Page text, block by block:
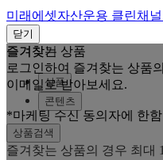
미래에셋자산운용 클린채널
닫기
즐겨찾는 상품
로그인하여 즐겨찾는 상품
이메일로 받아보세요.
*마케팅 수신 동의자에 한함
즐겨찾기
상품
콘텐츠
상품검색
즐겨찾는 상품의 경우 최대